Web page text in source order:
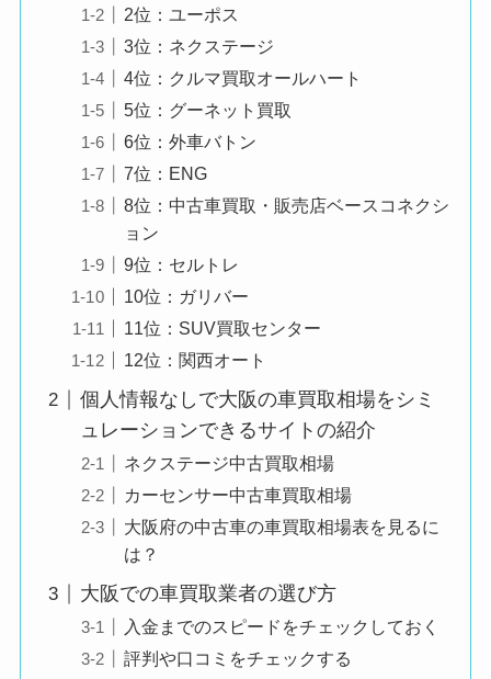
2位：ユーポス
3位：ネクステージ
4位：クルマ買取オールハート
5位：グーネット買取
6位：外車バトン
7位：ENG
8位：中古車買取・販売店ベースコネクシ
ョン
9位：セルトレ
10位：ガリバー
11位：SUV買取センター
12位：関西オート
個人情報なしで大阪の車買取相場をシミ
ュレーションできるサイトの紹介
ネクステージ中古買取相場
カーセンサー中古車買取相場
大阪府の中古車の車買取相場表を見るに
は？
大阪での車買取業者の選び方
入金までのスピードをチェックしておく
評判や口コミをチェックする